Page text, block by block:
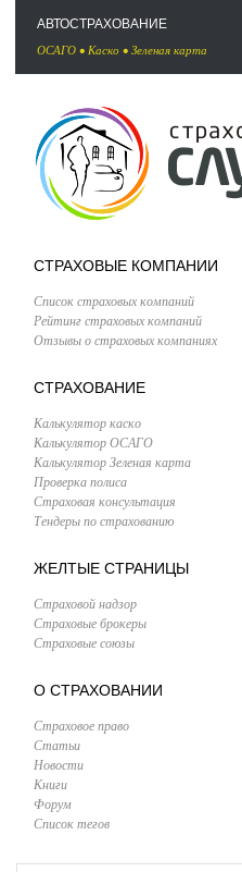
АВТОСТРАХОВАНИЕ
ОСАГО • Каско • Зеленая карта
СТРАХОВЫЕ КОМПАНИИ
Список страховых компаний
Рейтинг страховых компаний
Отзывы о страховых компаниях
СТРАХОВАНИЕ
Калькулятор каско
Калькулятор ОСАГО
Калькулятор Зеленая карта
Проверка полиса
Страховая консультация
Тендеры по страхованию
ЖЕЛТЫЕ СТРАНИЦЫ
Страховой надзор
Страховые брокеры
Страховые союзы
О СТРАХОВАНИИ
Страховое право
Статьи
Новости
Книги
Форум
Список тегов